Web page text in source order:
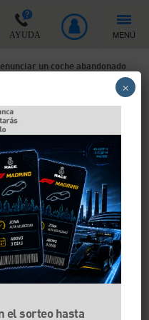
AYUDA MENÚ
un coche abandonado
un coche
calle o en
hacerlo
estaba a punto de
pasar por un
con la nueva
el sorteo hasta
×